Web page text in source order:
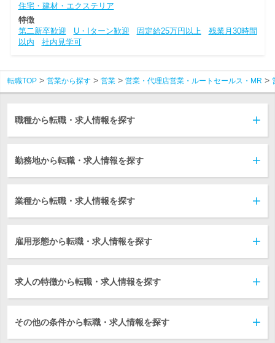
住宅・建材・エクステリア
特徴
第二新卒歓迎
U・Iターン歓迎 固定給25万円以上
残業月30時間
以内
社内見学可
転職TOP 営業から探す 営業 営業・代理店営業・ルートセールス・MR
職種から転職・求人情報を探す
勤務地から転職・求人情報を探す
業種から転職・求人情報を探す
雇用形態から転職・求人情報を探す
求人の特徴から転職・求人情報を探す
その他の条件から転職・求人情報を探す